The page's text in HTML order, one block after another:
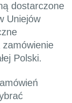
dostarczone
Uniejów
Polski.